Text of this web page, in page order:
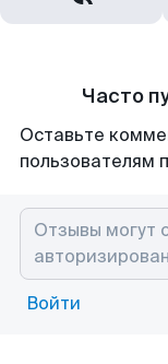
Часто
Оставьте
пользователям
Войти